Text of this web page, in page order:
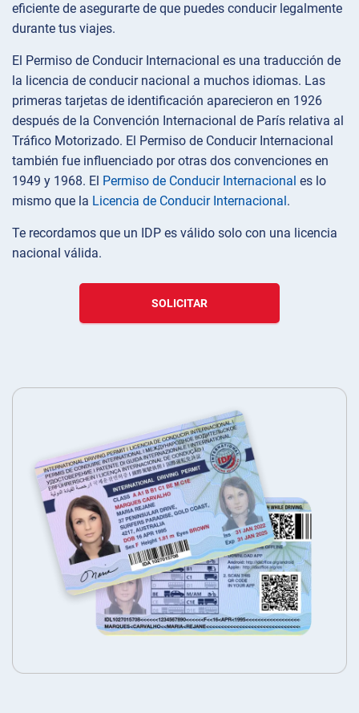
eficiente de asegurarte de que puedes conducir legalmente
durante tus viajes.
El Permiso de Conducir Internacional es una traducción de
la licencia de conducir nacional a muchos idiomas. Las
primeras tarjetas de identificación aparecieron en 1926
después de la Convención Internacional de París relativa al
Tráfico Motorizado. El Permiso de Conducir Internacional
también fue influenciado por otras dos convenciones en
1949 y 1968. El Permiso de Conducir Internacional es lo
mismo que la Licencia de Conducir Internacional .
Te recordamos que un IDP es válido solo con una licencia
nacional válida.
SOLICITAR